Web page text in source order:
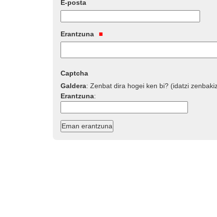
E-posta
Erantzuna
Captcha
Galdera:Zenbat dira hogei ken bi? (idatzi
Erantzuna: